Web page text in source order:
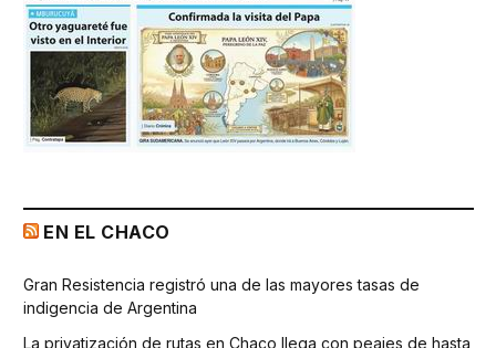
EN EL CHACO
Gran Resistencia registró una de las mayores tasas de
indigencia de Argentina
La privatización de rutas en Chaco llega con peajes de hasta